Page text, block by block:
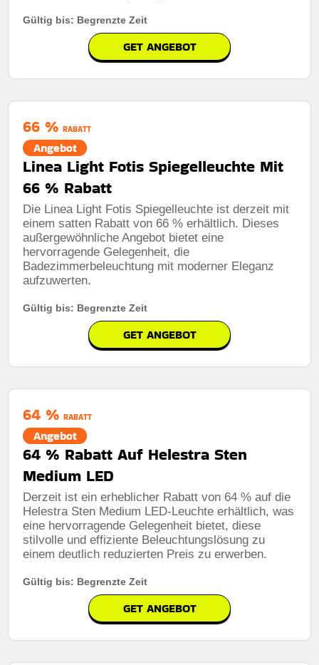
Gültig bis: Begrenzte Zeit
GET ANGEBOT
66 % RABATT
Angebot
Linea Light Fotis Spiegelleuchte Mit
66 % Rabatt
Die Linea Light Fotis Spiegelleuchte ist derzeit mit
einem satten Rabatt von 66 % erhältlich. Dieses
außergewöhnliche Angebot bietet eine
hervorragende Gelegenheit, die
Badezimmerbeleuchtung mit moderner Eleganz
aufzuwerten.
Gültig bis: Begrenzte Zeit
GET ANGEBOT
64 % RABATT
Angebot
64 % Rabatt Auf Helestra Sten
Medium LED
Derzeit ist ein erheblicher Rabatt von 64 % auf die
Helestra Sten Medium LED-Leuchte erhältlich, was
eine hervorragende Gelegenheit bietet, diese
stilvolle und effiziente Beleuchtungslösung zu
einem deutlich reduzierten Preis zu erwerben.
Gültig bis: Begrenzte Zeit
GET ANGEBOT